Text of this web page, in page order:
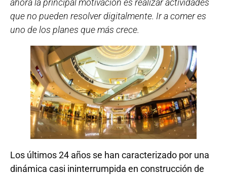
que no pueden resolver digitalmente. Ir a comer es
uno de los planes que más crece.
Los últimos 24 años se han caracterizado por una
dinámica casi ininterrumpida en construcción de